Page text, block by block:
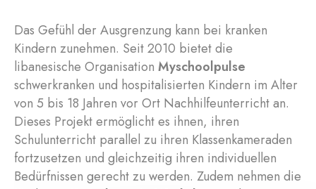
Das Gefühl der Ausgrenzung kann bei kranken
Kindern zunehmen. Seit 2010 bietet die
libanesische Organisation Myschoolpulse
schwerkranken und hospitalisierten Kindern im Alter
von 5 bis 18 Jahren vor Ort Nachhilfeunterricht an.
Dieses Projekt ermöglicht es ihnen, ihren
Schulunterricht parallel zu ihren Klassenkameraden
fortzusetzen und gleichzeitig ihren individuellen
Bedürfnissen gerecht zu werden. Zudem nehmen die